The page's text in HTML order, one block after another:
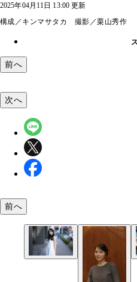
2025年04月11日 13:00 更新
構成／キンマサタカ 撮影／栗山秀作
前へ
次へ
前へ